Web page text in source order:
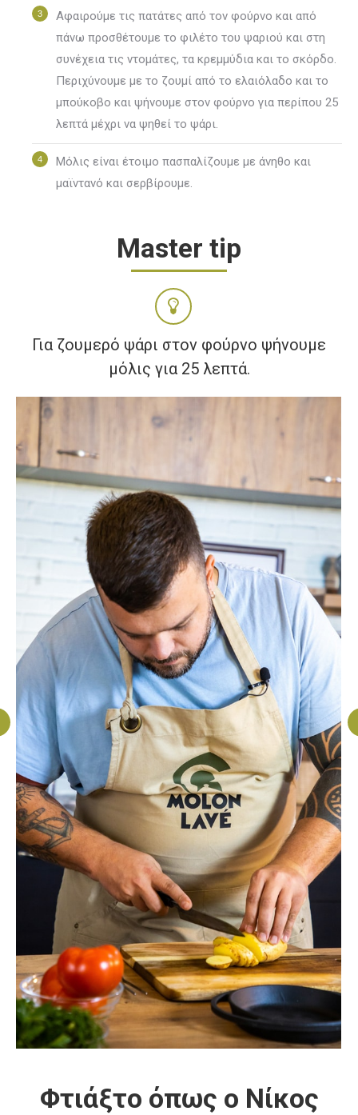
Αφαιρούμε τις πατάτες από τον φούρνο και από
πάνω προσθέτουμε το φιλέτο του ψαριού και στη
συνέχεια τις ντομάτες, τα κρεμμύδια και το σκόρδο.
Περιχύνουμε με το ζουμί από το ελαιόλαδο και το
μπούκοβο και ψήνουμε στον φούρνο για περίπου 25
λεπτά μέχρι να ψηθεί το ψάρι.
Μόλις είναι έτοιμο πασπαλίζουμε με άνηθο και
μαϊντανό και σερβίρουμε.
Master tip
Για ζουμερό ψάρι στον φούρνο ψήνουμε
μόλις για 25 λεπτά.
Φτιάξτο όπως ο Νίκος